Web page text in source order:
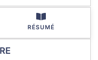
RÉSUMÉ